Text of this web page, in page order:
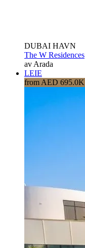
DUBAI HAVN
The W Residences
av Arada
LEIE
from AED 695.0K